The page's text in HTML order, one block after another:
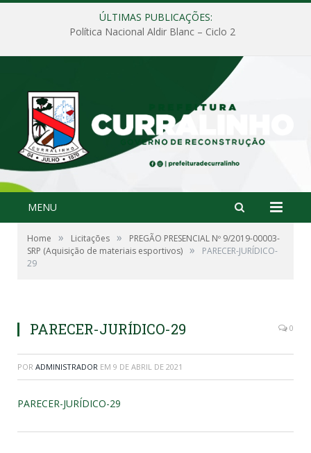
ÚLTIMAS PUBLICAÇÕES:
Política Nacional Aldir Blanc – Ciclo 2
MENU
Home » Licitações »
PREGÃO PRESENCIAL Nº 9/2019-00003-
SRP (Aquisição de materiais esportivos) »
PARECER-JURÍDICO-
29
PARECER-JURÍDICO-29 0
POR ADMINISTRADOR EM 9 DE ABRIL DE 2021
PARECER-JURÍDICO-29